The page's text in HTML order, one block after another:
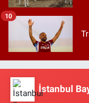
10
İstanbul